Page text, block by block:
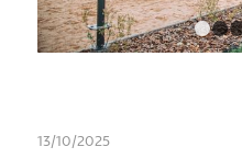
13/10/2025